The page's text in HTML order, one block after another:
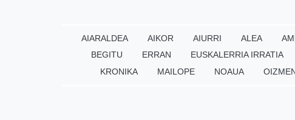
AIARALDEA AIKOR AIURRI ALEA
BEGITU
ERRAN EUSKALERRIA IRRATIA
KRONIKA
MAILOPE NOAUA